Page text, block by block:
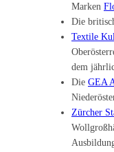
Marken
Die
Textile
dem
Die GEA
Zürcher